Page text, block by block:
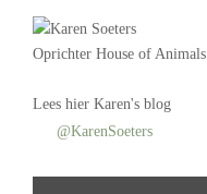
Oprichter House of Animals
Lees hier Karen's blog
@KarenSoeters